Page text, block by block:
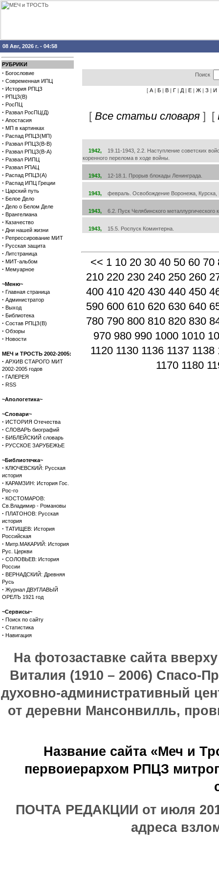
08 Авг, 2026 г. - 04:58
РУБРИКИ
· Богословие
· Современная ИПЦ
· История РПЦЗ
· РПЦЗ(В)
· РосПЦ
· Развал РосПЦ(Д)
· Апостасия
· МП в картинках
· Распад РПЦЗ(МП)
· Развал РПЦЗ(В-В)
· Развал РПЦЗ(В-А)
· Развал РИПЦ
· Развал РПАЦ
· Распад РПЦЗ(А)
· Распад ИПЦ Греции
· Царский путь
· Белое Дело
· Дело о Белом Деле
· Врангелиана
· Казачество
· Дни нашей жизни
· Репрессирование МИТ
· Русская защита
· Литстраница
· МИТ-альбом
· Мемуарное
~Меню~
· Главная страница
· Администратор
· Выход
· Библиотека
· Состав РПЦЗ(В)
· Обзоры
· Новости
МЕЧ и ТРОСТЬ 2002-2005:
· АРХИВ СТАРОГО МИТ
2002-2005 годов
· ГАЛЕРЕЯ
· RSS
~Апологетика~
~Словари~
· ИСТОРИЯ Отечества
· СЛОВАРЬ биографий
· БИБЛЕЙСКИЙ словарь
· РУССКОЕ ЗАРУБЕЖЬЕ
~Библиотечка~
· КЛЮЧЕВСКИЙ: Русская
история
· КАРАМЗИН: История Гос.
Рос-го
· КОСТОМАРОВ:
Св.Владимир - Романовы
· ПЛАТОНОВ: Русская
история
· ТАТИЩЕВ: История
Российская
· Митр.МАКАРИЙ: История
Рус. Церкви
· СОЛОВЬЕВ: История
России
· ВЕРНАДСКИЙ: Древняя
Русь
· Журнал ДВУГЛАВЫЙ
ОРЕЛЪ 1921 год
~Сервисы~
· Поиск по сайту
· Статистика
· Навигация
Поиск
[ А | Б | В | Г | Д | Е | Ж | З | И
[ Все статьи словаря ] [
1942, 19.11-1943, 2.2. Наступление советских
коренного перелома в ходе войны.
1943, 12-18.1. Прорыв блокады Ленинграда.
1943, февраль. Освобождение Воронежа, Курска,
1943, 6.2. Пуск Челябинского металлургического
1943, 15.5. Роспуск Коминтерна.
<< 1 10 20 30 40 50 60 70
210 220 230 240 250 260
400 410 420 430 440 450
590 600 610 620 630 640
780 790 800 810 820 830
970 980 990 1000 1010
1120 1130 1136 1137 1138
1170 1180
На фотозаставке сайта
Виталия (1910 – 2006) Спасо-
духовно-административный
от деревни Мансонвилль,
Название сайта «Меч и
первоиерархом РПЦЗ
ПОЧТА РЕДАКЦИИ от июля
адреса